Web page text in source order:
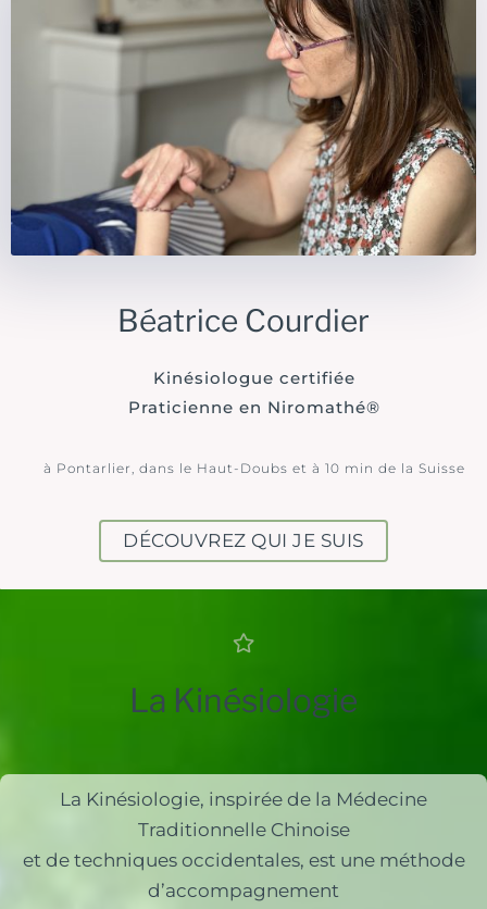
Béatrice Courdier
Kinésiologue certifiée
Praticienne en Niromathé®
à Pontarlier, dans le Haut-Doubs et à 10 min de la Suisse
DÉCOUVREZ QUI JE SUIS
La Kinésiologie
La Kinésiologie, inspirée de la Médecine
Traditionnelle Chinoise
et de techniques occidentales, est une méthode
d’accompagnement